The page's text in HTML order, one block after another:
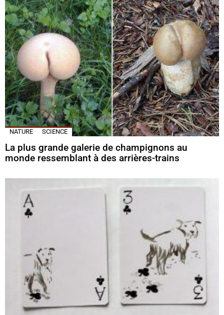
NATURE SCIENCE
La plus grande galerie de champignons au
monde ressemblant à des arrières-trains